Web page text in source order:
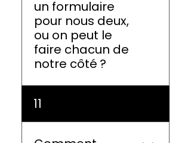
un formulaire
pour nous deux,
ou on peut le
faire chacun de
notre côté ?
En cas de parents
séparés, chaque parent
peut remplir un
formulaire différent, mais
11